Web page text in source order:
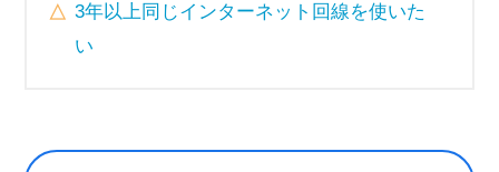
3年以上同じインターネット回線を使いた
い